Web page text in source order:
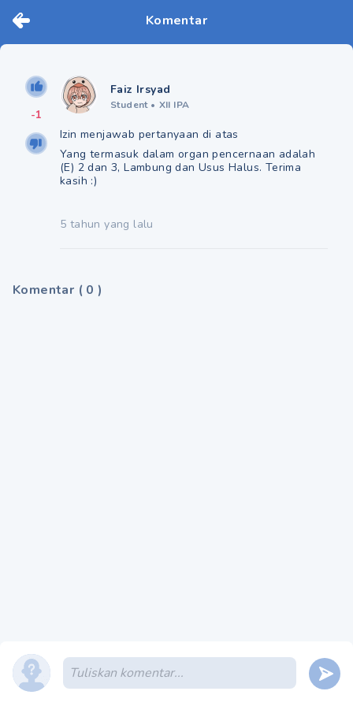
Komentar
-1
Faiz Irsyad
Student • XII IPA
Izin menjawab pertanyaan di atas
Yang termasuk dalam organ pencernaan adalah
(E) 2 dan 3, Lambung dan Usus Halus. Terima
kasih :)
5 tahun yang lalu
Komentar ( 0 )